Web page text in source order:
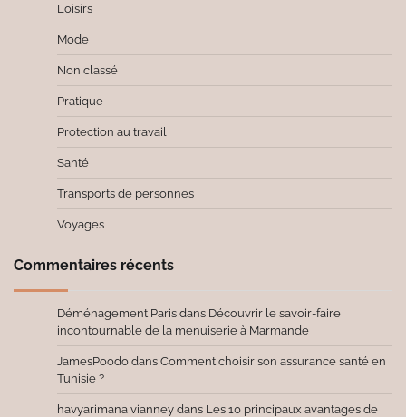
Loisirs
Mode
Non classé
Pratique
Protection au travail
Santé
Transports de personnes
Voyages
Commentaires récents
Déménagement Paris dans Découvrir le savoir-faire
incontournable de la menuiserie à Marmande
JamesPoodo dans Comment choisir son assurance santé en
Tunisie ?
havyarimana vianney dans Les 10 principaux avantages de